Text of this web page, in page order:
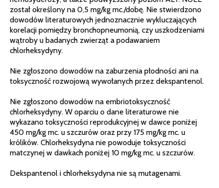
został określony na 0,5 mg/kg mc./dobę. Nie stwierdzono
dowodów literaturowych jednoznacznie wykluczających
korelacji pomiędzy bronchopneumonią, czy uszkodzeniami
wątroby u badanych zwierząt a podawaniem
chlorheksydyny.
Nie zgłoszono dowodów na zaburzenia płodności ani na
toksyczność rozwojową wywołanych przez dekspantenol.
Nie zgłoszono dowodów na embriotoksyczność
chlorheksydyny. W oparciu o dane literaturowe nie
wykazano toksyczności reprodukcyjnej w dawce poniżej
450 mg/kg mc. u szczurów oraz przy 175 mg/kg mc. u
królików. Chlorheksydyna nie powoduje toksyczności
matczynej w dawkach poniżej 10 mg/kg mc. u szczurów.
Dekspantenol i chlorheksydyna nie są mutagenami.